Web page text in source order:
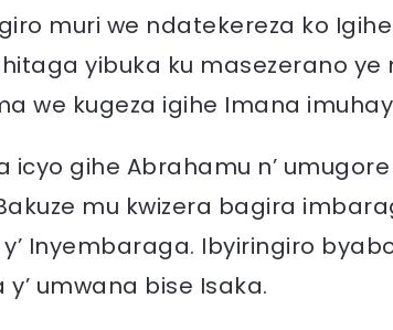
muri we ndatekereza ko
yibuka ku masezerano ye
we kugeza igihe Imana
icyo gihe Abrahamu n’
mu kwizera bagira
Inyembaraga. Ibyiringiro
umwana bise Isaka.